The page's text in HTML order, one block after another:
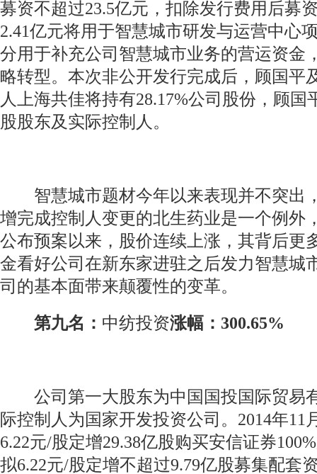
募资不超过23.5亿元，扣除发行费用后募
2.41亿元将用于智慧城市研发与运营中心
分用于补充公司智慧城市业务的营运资金
略转型。本次非公开发行完成后，顾国平
人上海共佳将持有28.17%公司股份，顾国
股股东及实际控制人。
智慧城市题材今年以来表现并不突出
增完成控制人变更的北生药业是一个例外
公布预案以来，股价连续上涨，其背后更
金看好公司在新东家进驻之后发力智慧城
司的基本面带来颠覆性的变革。
第九名： 中纺投资涨幅：300.65%
公司第一大股东为中国国投国际贸易
际控制人为国家开发投资公司。2014年11
6.22元/股定增29.38亿股购买安信证券
拟6.22元/股定增不超过9.79亿股募集配套